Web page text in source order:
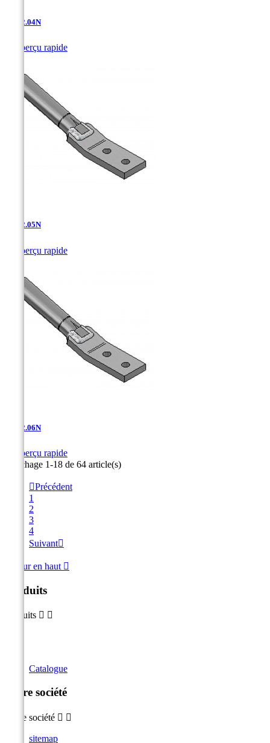
AT-12.04N
Aperçu rapide
AT-12.05N
Aperçu rapide
AT-12.06N
Aperçu rapide
Affichage 1-18 de 64 article(s)
Précédent
1
2
3
4
Suivant
Retour en haut 
Produits
Produits  
Catalogue
Notre société
Notre société  
sitemap